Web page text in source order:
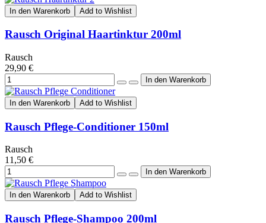
In den Warenkorb Add to Wishlist
Rausch Original Haartinktur 200ml
Rausch
29,90 €
In den Warenkorb Add to Wishlist
Rausch Pflege-Conditioner 150ml
Rausch
11,50 €
In den Warenkorb Add to Wishlist
Rausch Pflege-Shampoo 200ml